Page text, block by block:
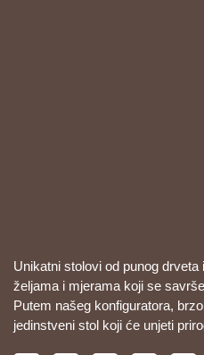
Unikatni stolovi od punog
željama i mjerama koji se
Putem našeg konfiguratora,
jedinstveni stol koji će unjeti